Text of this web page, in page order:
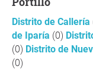
Distrito de Callería
de Iparía (0)
(0) Distrito de
(0)